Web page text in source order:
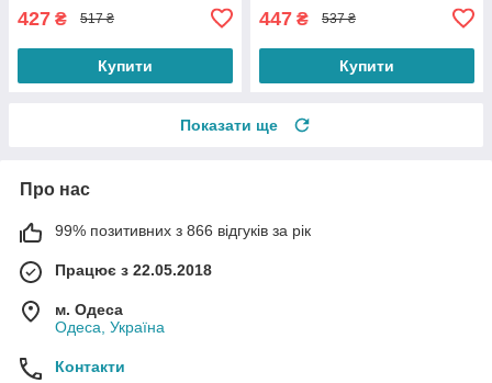
427 ₴ 517 ₴
Купити
447 ₴ 537 ₴
Купити
Показати ще
Про нас
99% позитивних з 866 відгуків за рік
Працює з 22.05.2018
м. Одеса
Одеса, Україна
Контакти